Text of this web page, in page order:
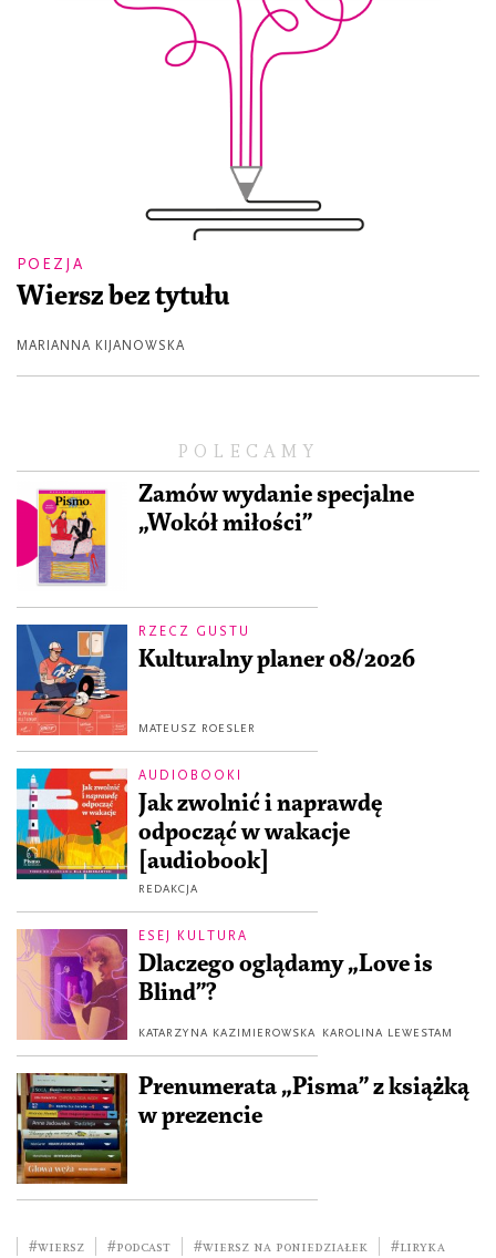
POLECAMY
Zamów wydanie specjalne
„Wokół miłości”
RZECZ GUSTU
Kulturalny planer 08/2026
MATEUSZ ROESLER
AUDIOBOOKI
Jak zwolnić i naprawdę
odpocząć w wakacje
[audiobook]
REDAKCJA
ESEJ KULTURA
Dlaczego oglądamy „Love is
Blind”?
KATARZYNA KAZIMIEROWSKA KAROLINA LEWESTAM
Prenumerata „Pisma” z książką
w prezencie
#wiersz #podcast #wiersz na poniedziałek
#liryka
POEZJA
Wiersz bez tytułu
MARIANNA KIJANOWSKA